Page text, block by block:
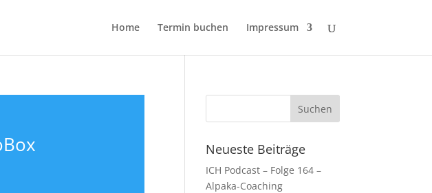
Home Termin buchen Impressum
Neueste Beiträge
ICH Podcast – Folge 164 –
Alpaka-Coaching